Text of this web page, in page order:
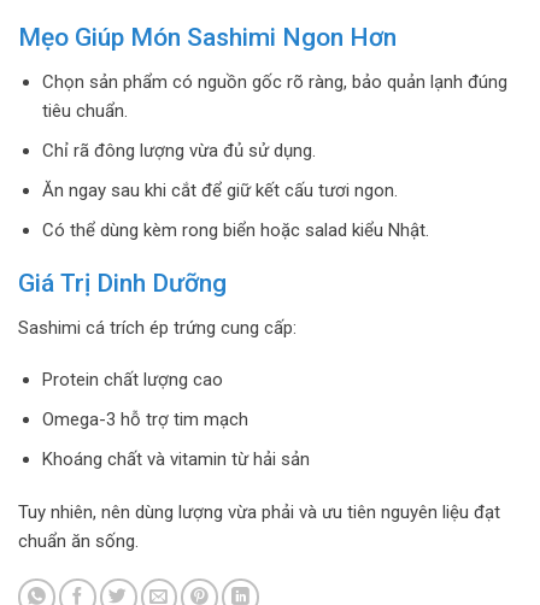
Mẹo Giúp Món Sashimi Ngon Hơn
Chọn sản phẩm có nguồn gốc rõ ràng, bảo quản lạnh đúng
tiêu chuẩn.
Chỉ rã đông lượng vừa đủ sử dụng.
Ăn ngay sau khi cắt để giữ kết cấu tươi ngon.
Có thể dùng kèm rong biển hoặc salad kiểu Nhật.
Giá Trị Dinh Dưỡng
Sashimi cá trích ép trứng cung cấp:
Protein chất lượng cao
Omega-3 hỗ trợ tim mạch
Khoáng chất và vitamin từ hải sản
Tuy nhiên, nên dùng lượng vừa phải và ưu tiên nguyên liệu đạt
chuẩn ăn sống.